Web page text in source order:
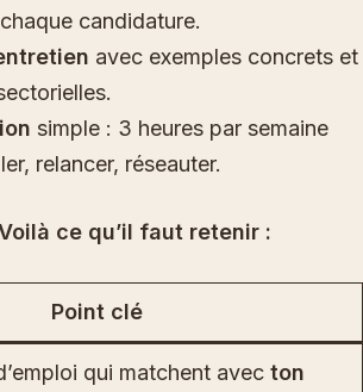
candidature.
avec exemples concrets et
simple : 3 heures par semaine
relancer, réseauter.
ce qu’il faut retenir :
Point clé
qui matchent avec ton